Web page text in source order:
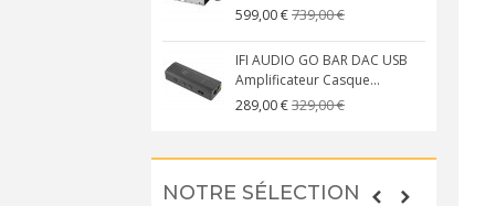
599,00 €739,00 €
IFI AUDIO GO BAR DAC USB
Amplificateur Casque...
289,00 €329,00 €
NOTRE SÉLECTION